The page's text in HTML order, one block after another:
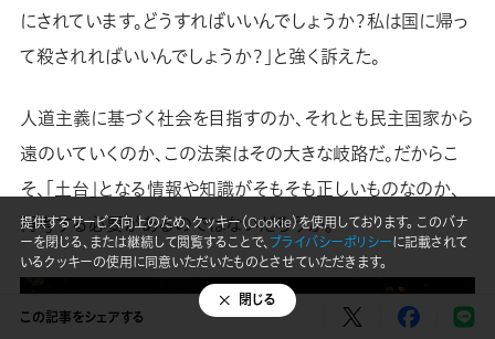
にされています。どうすればいいんでしょうか？私は国に帰っ
て殺されればいいんでしょうか？」と強く訴えた。
人道主義に基づく社会を目指すのか、それとも民主国家から
遠のいていくのか、この法案はその大きな岐路だ。だからこ
そ、「土台」となる情報や知識がそもそも正しいものなのか、
再考する必要があるのではないだろうか。
この記事をシェアする
提供するサービス向上のため、クッキー（Cookie）を使用しております。 このバナ
ーを閉じる、または継続して閲覧することで、プライバシーポリシーに記載されて
いるクッキーの使用に同意いただいたものとさせていただきます。
閉じる